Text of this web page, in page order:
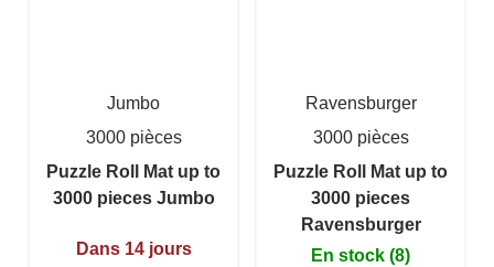
Jumbo
3000 pièces
Puzzle Roll Mat up to
3000 pieces Jumbo
Dans 14 jours
Ravensburger
3000 pièces
Puzzle Roll Mat up to
3000 pieces
Ravensburger
En stock (8)